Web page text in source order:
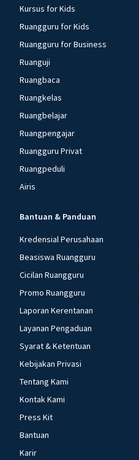
Kursus for Kids
Ruangguru for Kids
Ruangguru for Business
Ruanguji
Ruangbaca
Ruangkelas
Ruangbelajar
Ruangpengajar
Ruangguru Privat
Ruangpeduli
Airis
Bantuan & Panduan
Kredensial Perusahaan
Beasiswa Ruangguru
Cicilan Ruangguru
Promo Ruangguru
Laporan Kerentanan
Layanan Pengaduan
Syarat & Ketentuan
Kebijakan Privasi
Tentang Kami
Kontak Kami
Press Kit
Bantuan
Karir